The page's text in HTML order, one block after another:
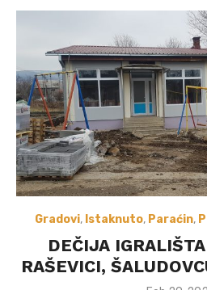
Gradovi, Istaknuto, Paraćin,
DEČIJA
RAŠEVICI,